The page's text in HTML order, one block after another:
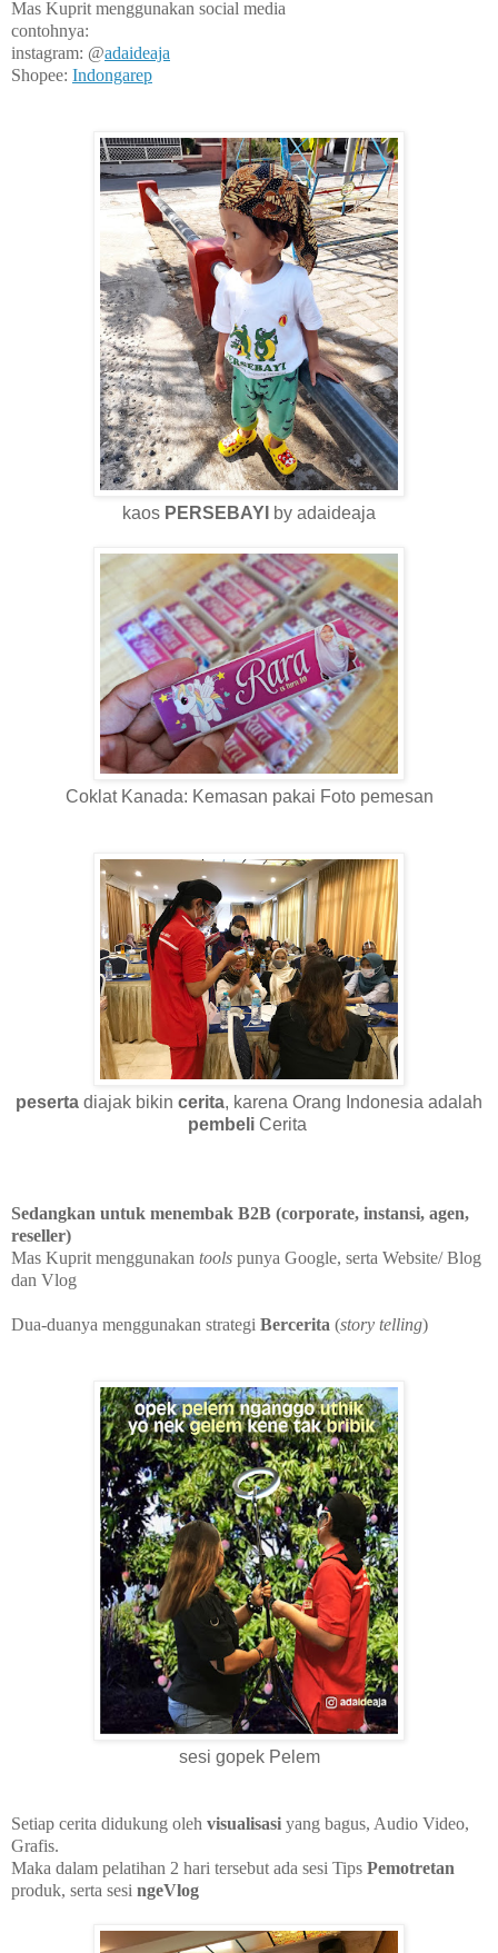
Mas Kuprit menggunakan social media
contohnya:
instagram: @adaideaja
Shopee: Indongarep
kaos PERSEBAYI by adaideaja
Coklat Kanada: Kemasan pakai Foto pemesan
peserta diajak bikin cerita, karena Orang Indonesia adalah
pembeliCerita
Sedangkan untuk menembak B2B (corporate, instansi, agen,
reseller)
Mas Kuprit menggunakan tools punya Google, serta Website/ Blog
dan Vlog
Dua-duanya menggunakan strategi Bercerita (story telling)
sesi gopek Pelem
Setiap cerita didukung oleh visualisasi yang bagus, Audio Video,
Grafis.
Maka dalam pelatihan 2 hari tersebut ada sesi Tips Pemotretan
produk, serta sesi ngeVlog